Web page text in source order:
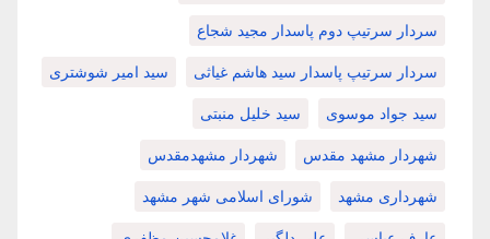
سردار سرتیپ دوم پاسدار مجید شجاع
سردار سرتیپ پاسدار سید هاشم غیاثی سید امیر شوشتری
سید جواد موسوی سید خلیل منبتی
شهردار مشهد مقدس شهردار مشهدمقدس
شهرداری مشهد شورای اسلامی شهر مشهد